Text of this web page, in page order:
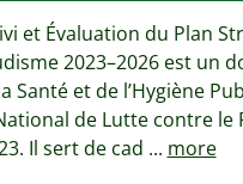
et Évaluation du Plan
2023–2026 est un
Santé et de l’Hygiène
de Lutte contre le
Il sert de cad ... more